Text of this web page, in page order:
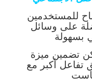
للمستخدمين
على وسائل
تضمين ميزة
تفاعل أكبر مع